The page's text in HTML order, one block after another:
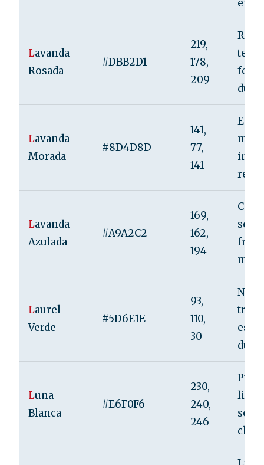
Lavanda
Rosada
#DBB2D1
219,
178,
209
Lavanda
Morada
#8D4D8D
141,
77,
141
Lavanda
Azulada
#A9A2C2
169,
162,
194
C
Laurel
Verde
#5D6E1E
93,
110,
30
Luna
Blanca
#E6F0F6
230,
240,
246